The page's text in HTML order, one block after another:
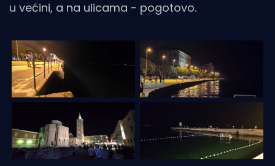
u većini, a na ulicama - pogotovo.